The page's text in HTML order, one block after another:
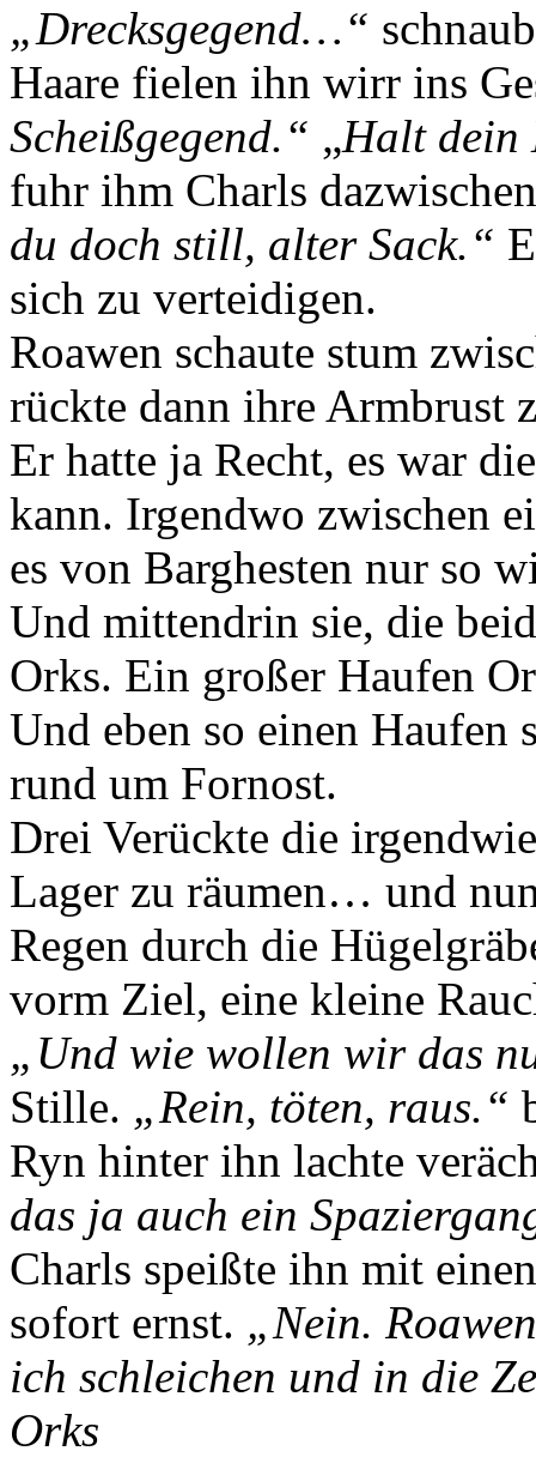
„Drecksgegend…“
Haare fielen ihn wirr ins
Scheißgegend.“ „Halt dein
fuhr ihm Charls
du doch still, alter Sack.“
sich zu verteidigen.
Roawen schaute stum
rückte dann ihre Armbrust
Er hatte ja Recht, es war
kann. Irgendwo zwischen
es von Barghesten nur so
Und mittendrin sie, die
Orks. Ein großer Haufen
Und eben so einen Haufen
rund um Fornost.
Drei Verückte die
Lager zu räumen… und
Regen durch die
vorm Ziel, eine kleine
„Und wie wollen wir das
Stille. „Rein, töten, raus.“
Ryn hinter ihn lachte
das ja auch ein
Charls speißte ihn mit
sofort ernst. „Nein.
ich schleichen und in die
Orks